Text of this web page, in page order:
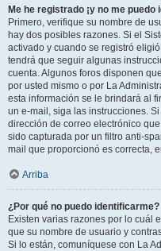
Me he registrado ¡y no me puedo
Primero, verifique su nombre de
hay dos posibles razones. Si el
activado y cuando se registró
tendrá que seguir algunas
cuenta. Algunos foros disponen
por usted mismo o por La
esta información se le brindará al
un e-mail, siga las instrucciones.
dirección de correo electrónico
sido capturada por un filtro anti-
mail que proporcionó es correcta,
Arriba
¿Por qué no puedo identificarme?
Existen varias razones por lo cuál
que su nombre de usuario y
Si lo están, comuníquese con La